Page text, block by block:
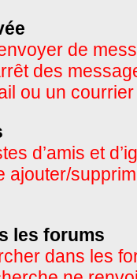
de
des
ou un
d’amis et
ajouter/
les forums
dans les